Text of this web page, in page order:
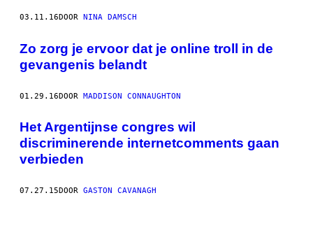
03.11.16DOOR NINA DAMSCH
Zo zorg je ervoor dat je online troll in de
gevangenis belandt
01.29.16DOOR MADDISON CONNAUGHTON
Het Argentijnse congres wil
discriminerende internetcomments gaan
verbieden
07.27.15DOOR GASTON CAVANAGH